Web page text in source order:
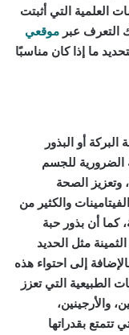
العلمية التي أثبتت
التعرف عبر موقعي
ما إذا كان مناسبًا
أو البذور
الضرورية للجسم
وتعزيز الصحة
والكثير من
كما أن بذور حبة
مثل الحديد
إلى احتواء هذه
الطبيعية التي تعزز
والأرجينين،
تتمتع بقدراتها